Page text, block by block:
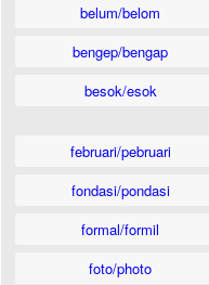
belum/belom
bengep/bengap
besok/esok
februari/pebruari
fondasi/pondasi
formal/formil
foto/photo